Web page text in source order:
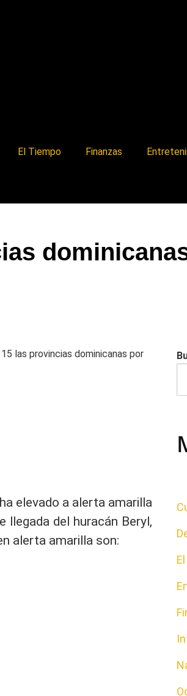
El Tiempo Finanzas
las provincias dominicanas por
ha elevado a alerta amarilla
llegada del huracán Beryl,
alerta amarilla son: